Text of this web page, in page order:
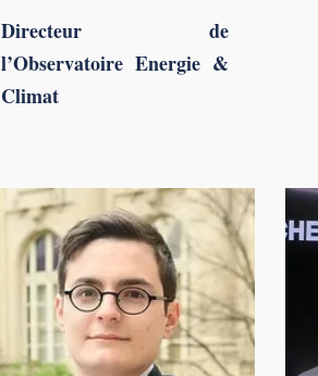
Directeur de
l’Observatoire Energie &
Climat